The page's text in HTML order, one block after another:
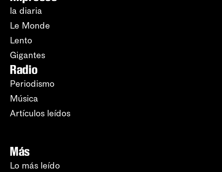
la diaria
Le Monde
Lento
Gigantes
Radio
Periodismo
Música
Artículos leídos
Más
Lo más leído